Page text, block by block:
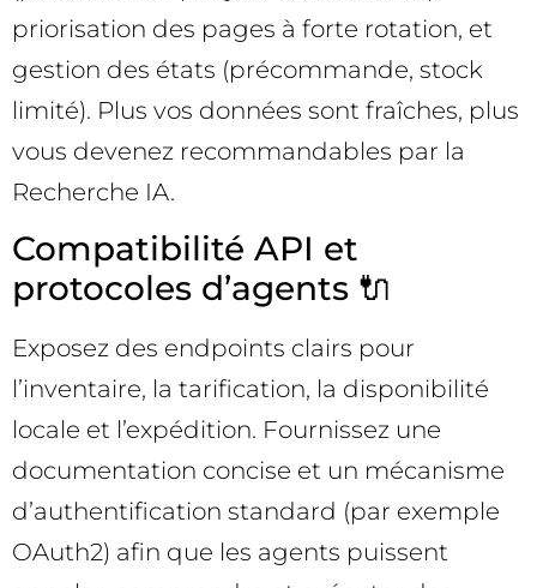
priorisation des pages à forte rotation, et
gestion des états (précommande, stock
limité). Plus vos données sont fraîches, plus
vous devenez recommandables par la
Recherche IA.
Compatibilité API et
protocoles d’agents 🔌
Exposez des endpoints clairs pour
l’inventaire, la tarification, la disponibilité
locale et l’expédition. Fournissez une
documentation concise et un mécanisme
d’authentification standard (par exemple
OAuth2) afin que les agents puissent